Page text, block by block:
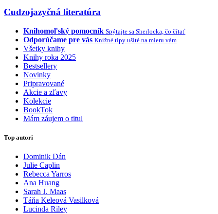
Cudzojazyčná literatúra
Knihomoľský pomocník Spýtajte sa Sherlocka, čo čítať
Odporúčame pre vás Knižné tipy ušité na mieru vám
Všetky knihy
Knihy roka 2025
Bestsellery
Novinky
Pripravované
Akcie a zľavy
Kolekcie
BookTok
Mám záujem o titul
Top autori
Dominik Dán
Julie Caplin
Rebecca Yarros
Ana Huang
Sarah J. Maas
Táňa Keleová Vasilková
Lucinda Riley